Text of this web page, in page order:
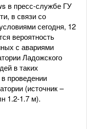
в пресс-службе ГУ
в связи со
сегодня, 12
вероятность
с авариями
Ладожского
в таких
проведении
(источник –
1.2-1.7 м).